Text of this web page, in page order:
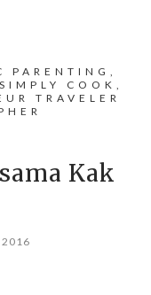
PARENTING,
COOK,
TRAVELER
Kak
2016